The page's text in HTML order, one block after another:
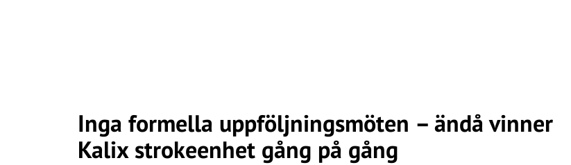
Inga formella uppföljningsmöten – ändå vinner
Kalix strokeenhet gång på gång